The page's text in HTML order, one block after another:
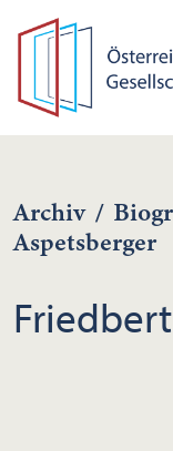
Archiv /
Aspetsberger